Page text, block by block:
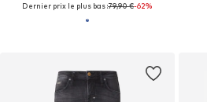
Dernier prix le plus bas :79,90 €-62%